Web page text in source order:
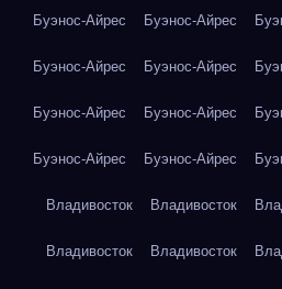
Буэнос-Айрес Буэнос-Айрес
Буэнос-Айрес Буэнос-Айрес
Буэнос-Айрес Буэнос-Айрес
Буэнос-Айрес Буэнос-Айрес
Владивосток Владивосток
Владивосток Владивосток